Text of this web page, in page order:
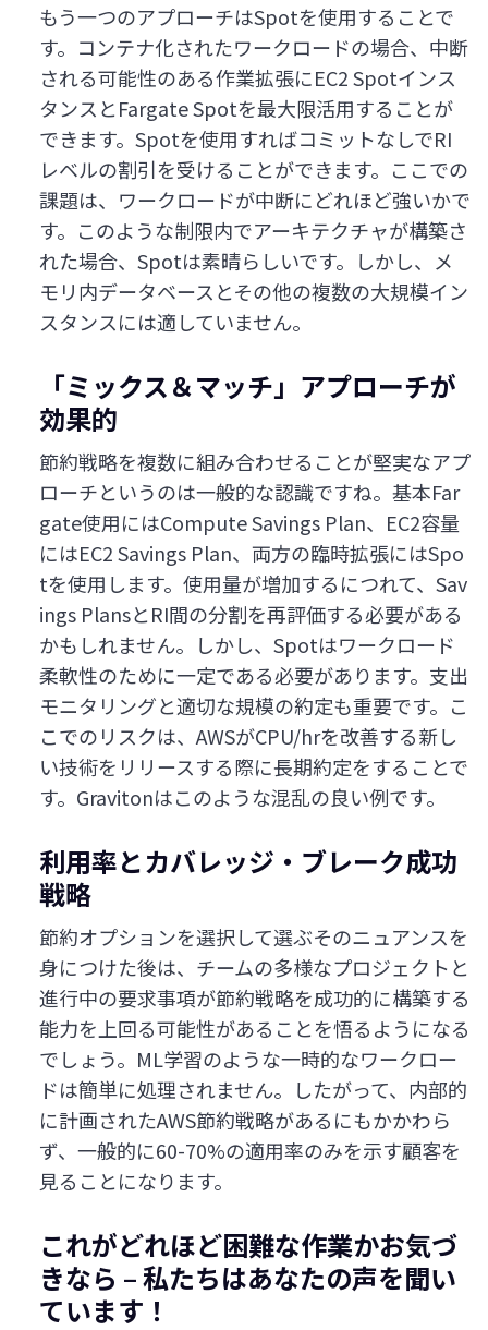
もう一つのアプローチはSpotを使用することで
す。コンテナ化されたワークロードの場合、中断
される可能性のある作業拡張にEC2 Spotインス
タンスとFargate Spotを最大限活用することが
できます。Spotを使用すればコミットなしでRI
レベルの割引を受けることができます。ここでの
課題は、ワークロードが中断にどれほど強いかで
す。このような制限内でアーキテクチャが構築さ
れた場合、Spotは素晴らしいです。しかし、メ
モリ内データベースとその他の複数の大規模イン
スタンスには適していません。
「ミックス＆マッチ」アプローチが
効果的
節約戦略を複数に組み合わせることが堅実なアプ
ローチというのは一般的な認識ですね。基本Far
gate使用にはCompute Savings Plan、EC2容量
にはEC2 Savings Plan、両方の臨時拡張にはSpo
tを使用します。使用量が増加するにつれて、Sav
ings PlansとRI間の分割を再評価する必要がある
かもしれません。しかし、Spotはワークロード
柔軟性のために一定である必要があります。支出
モニタリングと適切な規模の約定も重要です。こ
こでのリスクは、AWSがCPU/hrを改善する新し
い技術をリリースする際に長期約定をすることで
す。Gravitonはこのような混乱の良い例です。
利用率とカバレッジ・ブレーク成功
戦略
節約オプションを選択して選ぶそのニュアンスを
身につけた後は、チームの多様なプロジェクトと
進行中の要求事項が節約戦略を成功的に構築する
能力を上回る可能性があることを悟るようになる
でしょう。ML学習のような一時的なワークロー
ドは簡単に処理されません。したがって、内部的
に計画されたAWS節約戦略があるにもかかわら
ず、一般的に60-70%の適用率のみを示す顧客を
見ることになります。
これがどれほど困難な作業かお気づ
きなら – 私たちはあなたの声を聞い
ています！